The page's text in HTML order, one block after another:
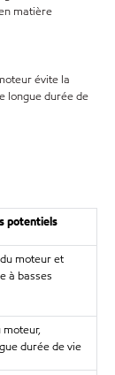
matière
évite la
longue durée de
potentiels
moteur et
à basses
moteur,
durée de vie